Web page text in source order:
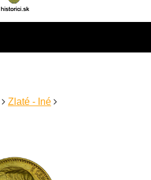
Zlaté - Iné